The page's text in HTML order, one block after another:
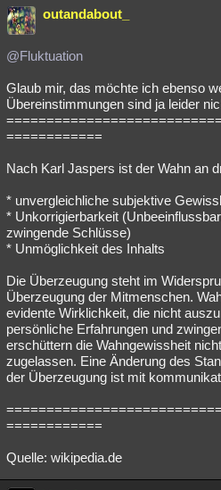
outandabout_
@Fluktuation
Glaub mir, das möchte ich ebenso
Übereinstimmungen sind ja leider
============
Nach Karl Jaspers ist der Wahn an
* unvergleichliche subjektive
* Unkorrigierbarkeit
zwingende Schlüsse)
* Unmöglichkeit des Inhalts
Die Überzeugung steht im
Überzeugung der Mitmenschen.
evidente Wirklichkeit, die nicht
persönliche Erfahrungen und
erschüttern die Wahngewissheit
zugelassen. Eine Änderung des
der Überzeugung ist mit
============
Quelle: wikipedia.de